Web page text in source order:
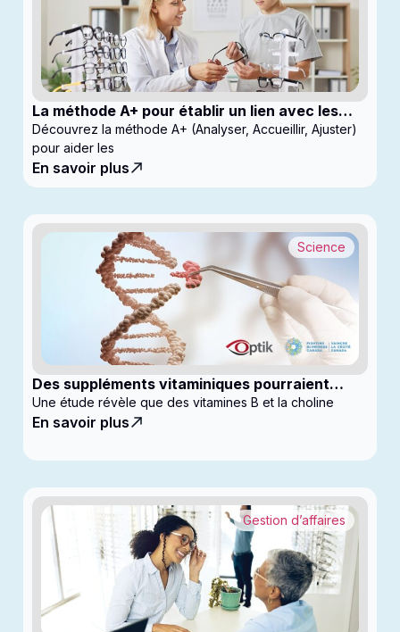
La méthode A+ pour établir un lien avec les
enfants en clinique
Découvrez la méthode A+ (Analyser, Accueillir, Ajuster)
pour aider les
En savoir plus
Des suppléments vitaminiques pourraient
ralentir la progression du glaucome
Science
Une étude révèle que des vitamines B et la choline
En savoir plus
Gestion d’affaires